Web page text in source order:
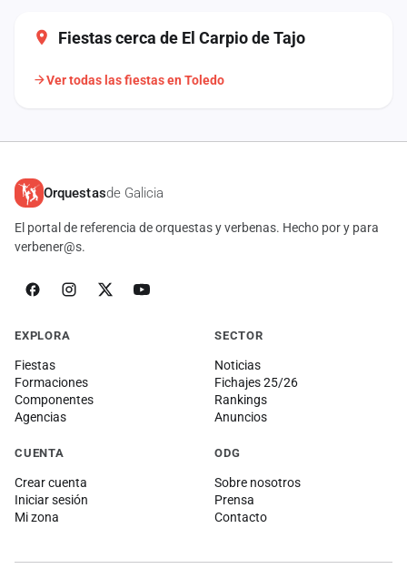
Fiestas cerca de El Carpio de Tajo
Ver todas las fiestas en Toledo
Orquestasde Galicia
El portal de referencia de orquestas y verbenas. Hecho por y para
verbener@s.
EXPLORA
Fiestas
Formaciones
Componentes
Agencias
SECTOR
Noticias
Fichajes 25/26
Rankings
Anuncios
CUENTA
Crear cuenta
Iniciar sesión
Mi zona
ODG
Sobre nosotros
Prensa
Contacto